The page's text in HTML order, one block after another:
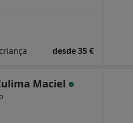
desde 35 €
Maciel